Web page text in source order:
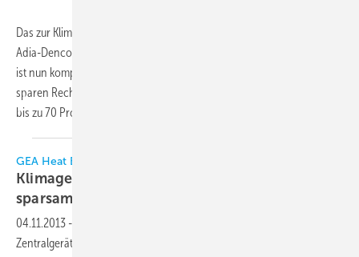
Das zur Klimatisierung von Rechenzentren entwickelte Zentralgerät
Adia-Denco von Gea Heat Exchangers wurde funktionell verbessert,
ist nun kompakter und benötigt weniger Energie. Mit dem Gerät
sparen Rechenzentrumsbetreiber je nach Auslegungstemperaturen
bis zu 70 Prozent Kühlenergie, denn
GEA Heat Exchangers
Klimagerät für Rechenzentren kompakter und
sparsamer
04.11.2013 -
Zentralgerät Adia-Denco von Gea Heat Exchangers wurde funktionell